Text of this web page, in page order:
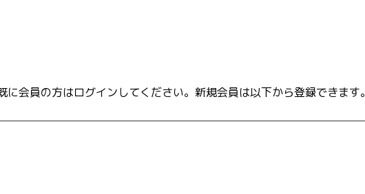
会員の方はログインしてください。新規会員は以下から登録できます。